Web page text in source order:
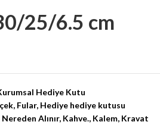
25/6.5 cm
Hediye Kutu
, Fular, Hediye hediye kutusu
Alınır, Kahve., Kalem, Kravat